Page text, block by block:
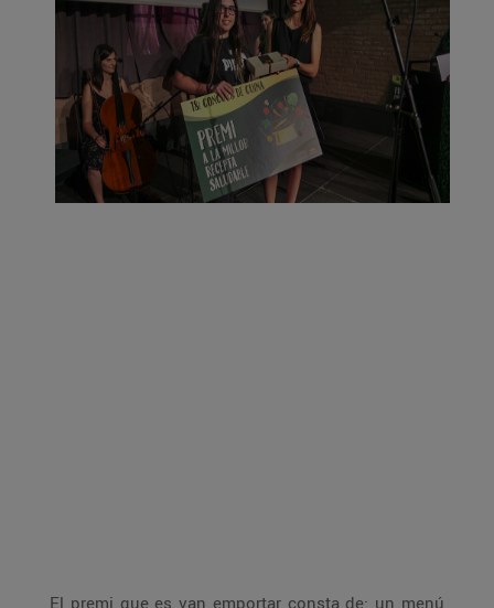
El premi que es van emportar consta de: un menú